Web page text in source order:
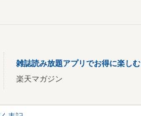
雑誌読み放題アプリでお得に楽しむ
楽天マガジン